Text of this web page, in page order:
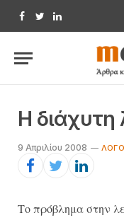
Facebook
TwitterLinkedIn
Η διάχυτη
9 Απριλίου 2008
Το πρόβλημα στην